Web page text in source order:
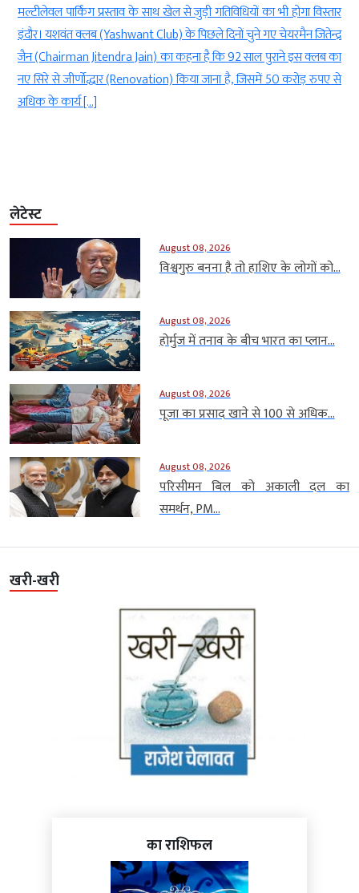
मल्टीलेवल पार्किंग प्रस्ताव के साथ खेल से जुड़ी गतिविधियों का भी होगा विस्तार
इंदौर। यशवंत क्लब (Yashwant Club) के पिछले दिनों चुने गए चेयरमैन जितेन्द्र
जैन (Chairman Jitendra Jain) का कहना है कि 92 साल पुराने इस क्लब का
नए सिरे से जीर्णोद्धार (Renovation) किया जाना है, जिसमें 50 करोड़ रुपए से
अधिक के कार्य […]
लेटेस्ट
August 08, 2026
विश्वगुरु बनना है तो हाशिए के लोगों को...
August 08, 2026
होर्मुज में तनाव के बीच भारत का प्लान...
August 08, 2026
पूजा का प्रसाद खाने से 100 से अधिक...
August 08, 2026
परिसीमन बिल को अकाली दल का
समर्थन, PM...
खरी-खरी
का राशिफल